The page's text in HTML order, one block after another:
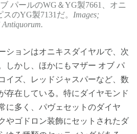
パールのWG＆YG製7661、オニ
のYG製7131だ。 Images;
Antiquorum.
ションはオニキスダイヤルで、次
しかし、ほかにもマザー オブ パ
イズ、レッドジャスパーなど、数
存在している。特にダイヤモンド
に多く、パヴェセットのダイヤ
やゴドロン装飾にセットされたダ